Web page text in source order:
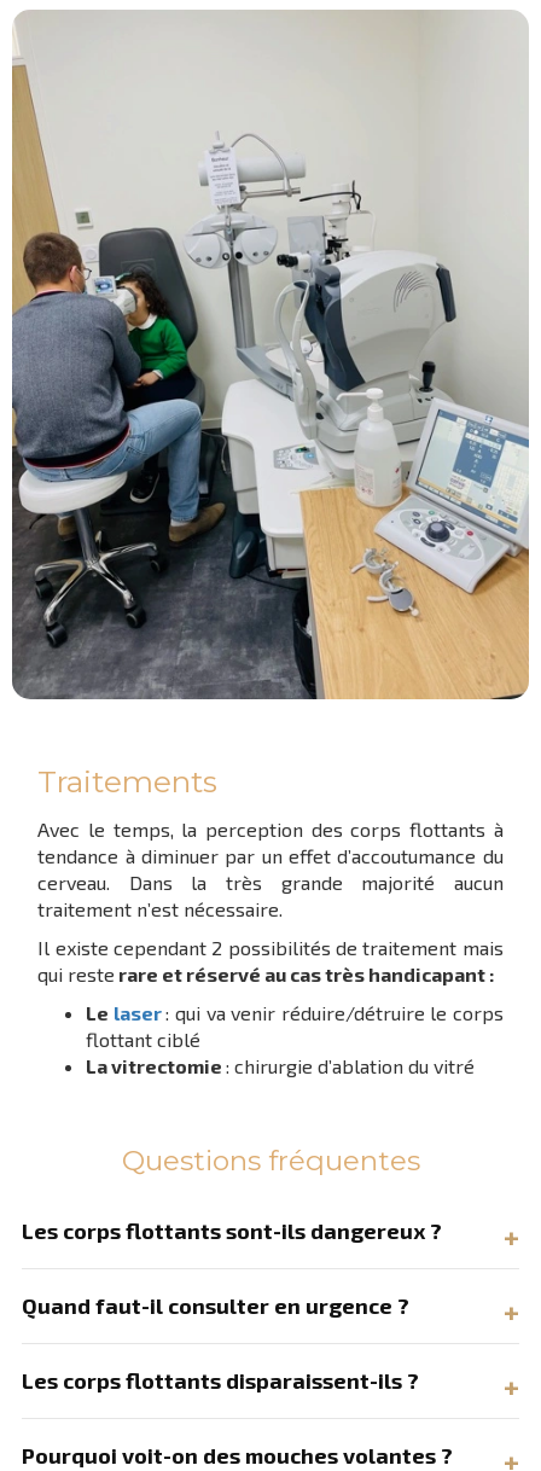
Traitements
Avec le temps, la perception des corps flottants à
tendance à diminuer par un effet d’accoutumance du
cerveau. Dans la très grande majorité aucun
traitement n’est nécessaire.
Il existe cependant 2 possibilités de traitement mais
qui reste rare et réservé au cas très handicapant :
Le laser: qui va venir réduire/détruire le corps
flottant ciblé
La vitrectomie: chirurgie d’ablation du vitré
Questions fréquentes
Les corps flottants sont-ils dangereux ?
Quand faut-il consulter en urgence ?
Les corps flottants disparaissent-ils ?
Pourquoi voit-on des mouches volantes ?